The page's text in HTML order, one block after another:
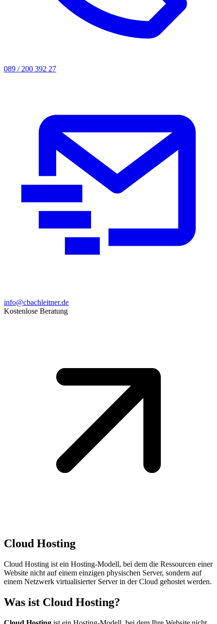
089 / 200 392 27
info@cbachleitner.de
Kostenlose Beratung
Cloud Hosting
Cloud Hosting ist ein Hosting-Modell, bei dem die Ressourcen einer
Website nicht auf einem einzigen physischen Server, sondern auf
einem Netzwerk virtualisierter Server in der Cloud gehostet werden.
Was ist Cloud Hosting?